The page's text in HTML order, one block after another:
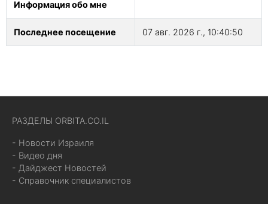
Информация обо мне
Последнее посещение 07 авг. 2026 г., 10:40:50
РАЗДЕЛЫ ORBITA.CO.IL
- Новости Израиля
- Видео дня
- Дайджест Новостей
- Справочник специалистов